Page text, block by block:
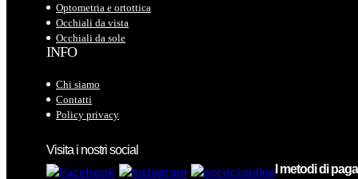
Optometria e ortottica
Occhiali da vista
Occhiali da sole
INFO
Chi siamo
Contatti
Policy privacy
Visita i nostri social
I metodi di